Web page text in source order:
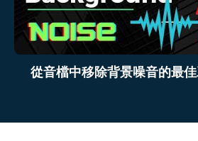
從音檔中移除背景噪音的最